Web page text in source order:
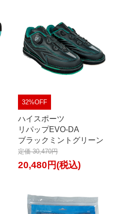
32%OFF
ハイスポーツ
リパップEVO-DA
ブラックミントグリーン
定価 30,470円
20,480円(税込)